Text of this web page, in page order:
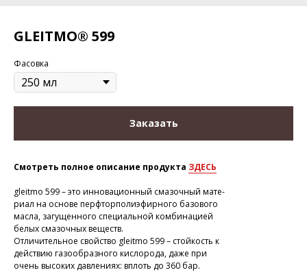
GLEITMO® 599
Фасовка
Заказать
Смотреть полное описание продукта ЗДЕСЬ
gleitmo 599 – это инновационный смазочный мате-
риал на основе перфторполиэфирного базового
масла, загущенного специальной комбинацией
белых смазочных веществ.
Отличительное свойство gleitmo 599 – стойкость к
действию газообразного кислорода, даже при
очень высоких давлениях: вплоть до 360 бар.